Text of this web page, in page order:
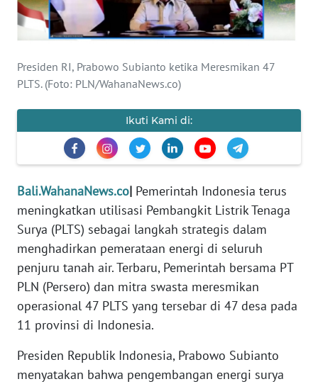
Presiden RI, Prabowo Subianto ketika Meresmikan 47
PLTS. (Foto: PLN/WahanaNews.co)
Ikuti Kami di:
Bali.WahanaNews.co| Pemerintah Indonesia terus
meningkatkan utilisasi Pembangkit Listrik Tenaga
Surya (PLTS) sebagai langkah strategis dalam
menghadirkan pemerataan energi di seluruh
penjuru tanah air. Terbaru, Pemerintah bersama PT
PLN (Persero) dan mitra swasta meresmikan
operasional 47 PLTS yang tersebar di 47 desa pada
11 provinsi di Indonesia.
Presiden Republik Indonesia, Prabowo Subianto
menyatakan bahwa pengembangan energi surya
KAMI
INFO
KAMI
PEDOMAN
MEDIA
REDAKSI
KARIR
DISCLAIMER
Wahana
Regional